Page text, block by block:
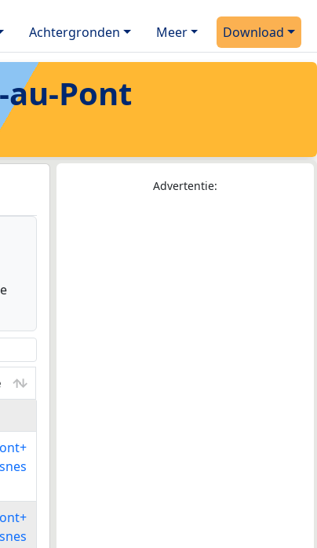
Achtergronden Meer Download
Pont
Advertentie: